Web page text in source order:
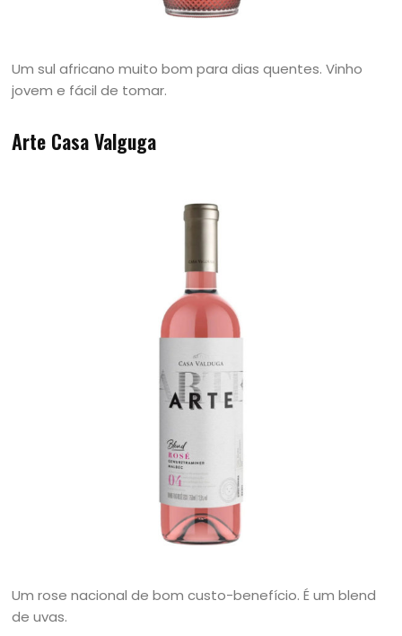
Um sul africano muito bom para dias quentes. Vinho
jovem e fácil de tomar.
Arte Casa Valguga
Um rose nacional de bom custo-benefício. É um blend
de uvas.